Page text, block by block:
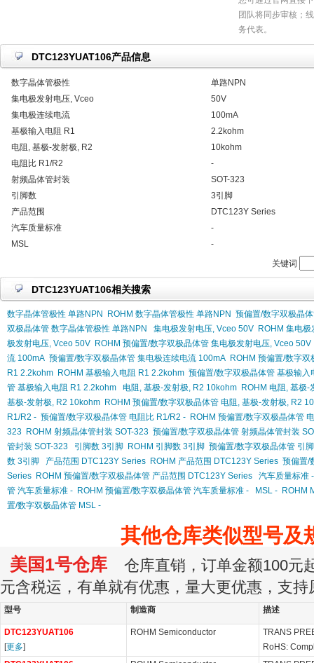
团队将同步审核；
务代表。
DTC123YUAT106产品信息
数字晶体管极性
单路NPN
集电极发射电压, Vceo
50V
集电极连续电流
100mA
基极输入电阻 R1
2.2kohm
电阻, 基极-发射极, R2
10kohm
电阻比 R1/R2
-
射频晶体管封装
SOT-323
引脚数
3引脚
产品范围
DTC123Y Series
汽车质量标准
-
MSL
-
关键词
DTC123YUAT106相关搜索
数字晶体管极性 单路NPN ROHM 数字晶体管极性 单路NPN 预偏置/数字双极晶
双极晶体管 数字晶体管极性 单路NPN
集电极发射电压, Vceo 50V ROHM 集电
极发射电压, Vceo 50V ROHM 预偏置/数字双极晶体管 集电极发射电压, Vceo 50V
流 100mA 预偏置/数字双极晶体管 集电极连续电流 100mA ROHM 预偏置/数字
R1 2.2kohm ROHM 基极输入电阻 R1 2.2kohm 预偏置/数字双极晶体管 基极输入
管 基极输入电阻 R1 2.2kohm
电阻, 基极-发射极, R2 10kohm ROHM 电阻, 基极
基极-发射极, R2 10kohm ROHM 预偏置/数字双极晶体管 电阻, 基极-发射极, R2
R1/R2 - 预偏置/数字双极晶体管 电阻比 R1/R2 - ROHM 预偏置/数字双极晶体管
323 ROHM 射频晶体管封装 SOT-323 预偏置/数字双极晶体管 射频晶体管封装
管封装 SOT-323
引脚数 3引脚 ROHM 引脚数 3引脚 预偏置/数字双极晶体管 引
数 3引脚
产品范围 DTC123Y Series ROHM 产品范围 DTC123Y Series 预偏置/
Series ROHM 预偏置/数字双极晶体管 产品范围 DTC123Y Series
汽车质量标准 -
管 汽车质量标准 - ROHM 预偏置/数字双极晶体管 汽车质量标准 - MSL - ROHM
置/数字双极晶体管 MSL -
其他仓库类似型号及
美国1号仓库 仓库直销，订单金额100元
元含税运，有单就有优惠，量大更优惠，支持
型号 制造商 描述
DTC123YUAT106
[更多]
ROHM Semiconductor
TRANS
RoHS: